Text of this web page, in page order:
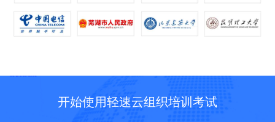
开始使用轻速云组织培训考试